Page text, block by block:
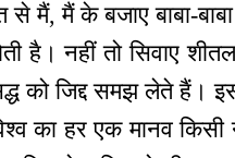
से मैं, मैं के बजाए बाबा-
है। नहीं तो सिवाए
को जिद्द समझ लेते हैं।
का हर एक मानव